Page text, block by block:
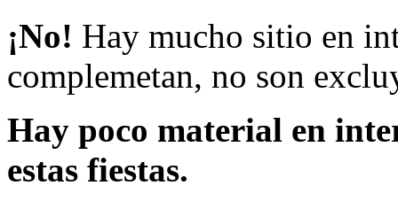
¡No! Hay mucho sitio en
complemetan, no son
Hay poco material en
estas fiestas.